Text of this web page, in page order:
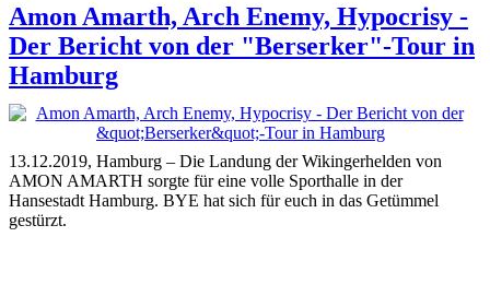
Amon Amarth, Arch Enemy, Hypocrisy -
Der Bericht von der "Berserker"-Tour in
Hamburg
13.12.2019, Hamburg – Die Landung der Wikingerhelden von
AMON AMARTH sorgte für eine volle Sporthalle in der
Hansestadt Hamburg. BYE hat sich für euch in das Getümmel
gestürzt.